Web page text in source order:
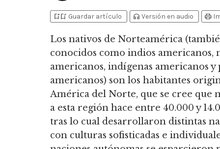
bookmark_addbookmark_added Guardar artículo headphones Versión en audio print
Los nativos de Norteamérica
conocidos como indios americanos,
americanos, indígenas americanos
americanos) son los habitantes
América del Norte, que se cree que
a esta región hace entre 40.000 y
tras lo cual desarrollaron distintas
con culturas sofisticadas e